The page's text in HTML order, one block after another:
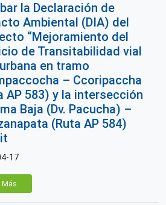
la Declaración de
Ambiental (DIA) del
“Mejoramiento del
de Transitabilidad vial
en tramo
– Ccoripaccha
AP 583) y la intersección
Baja (Dv. Pacucha) –
(Ruta AP 584)
17
Más